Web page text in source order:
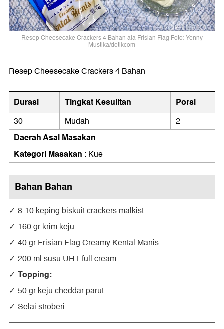
Resep Cheesecake Crackers 4 Bahan ala Frisian Flag Foto: Yenny
Mustika/detikcom
Resep Cheesecake Crackers 4 Bahan
Durasi Tingkat Kesulitan Porsi
30 Mudah 2
Daerah Asal Masakan : -
Kategori Masakan : Kue
Bahan Bahan
8-10 keping biskuit crackers malkist
160 gr krim keju
40 gr Frisian Flag Creamy Kental Manis
200 ml susu UHT full cream
Topping:
50 gr keju cheddar parut
Selai stroberi